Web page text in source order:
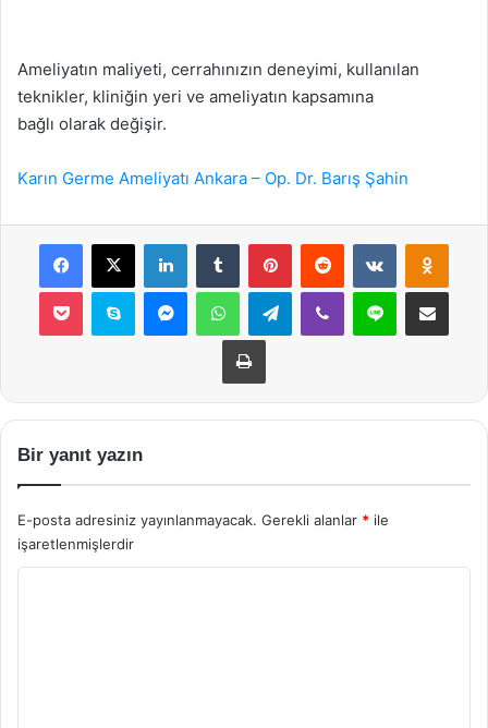
Ameliyatın maliyeti, cerrahınızın deneyimi, kullanılan
teknikler, kliniğin yeri ve ameliyatın kapsamına
bağlı olarak değişir.
Karın Germe Ameliyatı Ankara – Op. Dr. Barış Şahin
Facebook
X LinkedInTumblr PinterestReddit VKontakte
Pocket Skype MessengerWhatsAppTelegramViber Line E-Posta ile
Yazdır
Bir yanıt yazın
E-posta adresiniz yayınlanmayacak. Gerekli alanlar * ile
işaretlenmişlerdir